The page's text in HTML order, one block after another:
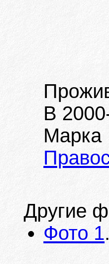
В
Другие
Фото 1